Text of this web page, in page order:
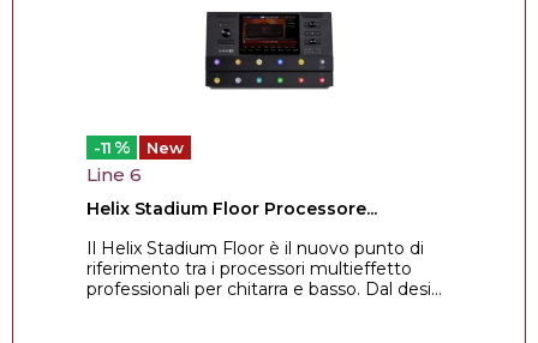
-11 % New
Line 6
Helix Stadium Floor Processore...
Il Helix Stadium Floor è il nuovo punto di
riferimento tra i processori multieffetto
professionali per chitarra e basso. Dal desi...